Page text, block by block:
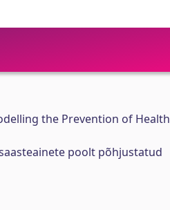
the Prevention of Health
poolt põhjustatud